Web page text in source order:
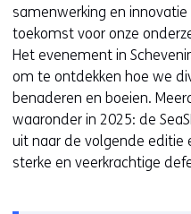
n
t
n
n
i
e
u
samenwerking en
toekomst voor onze
Het evenement in
om te ontdekken hoe we
benaderen en boeien.
waaronder in 2025: de
uit naar de volgende editie
sterke en veerkrachtige